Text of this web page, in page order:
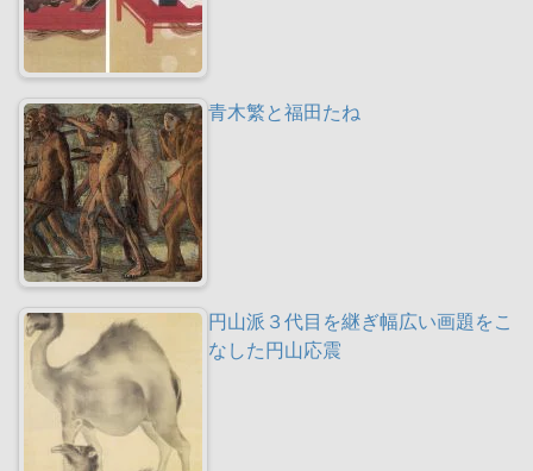
青木繁と福田たね
円山派３代目を継ぎ幅広い画題をこ
なした円山応震